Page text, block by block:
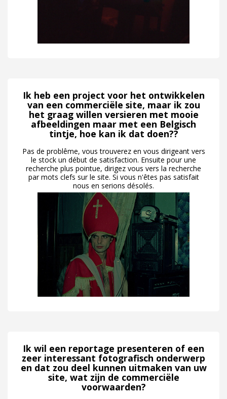
Ik heb een project voor het ontwikkelen
van een commerciële site, maar ik zou
het graag willen versieren met mooie
afbeeldingen maar met een Belgisch
tintje, hoe kan ik dat doen??
Pas de problême, vous trouverez en vous dirigeant vers
le stock un début de satisfaction. Ensuite pour une
recherche plus pointue, dirigez vous vers la recherche
par mots clefs sur le site. Si vous n'êtes pas satisfait
nous en serions désolés.
Ik wil een reportage presenteren of een
zeer interessant fotografisch onderwerp
en dat zou deel kunnen uitmaken van uw
site, wat zijn de commerciële
voorwaarden?